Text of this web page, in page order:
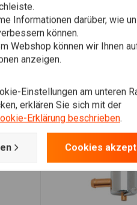
Informationen darüber, wie
können.
Webshop können wir Ihnen
anzeigen.
Einstellungen am unteren
erklären Sie sich mit der
Erklärung beschrieben.
Cookies